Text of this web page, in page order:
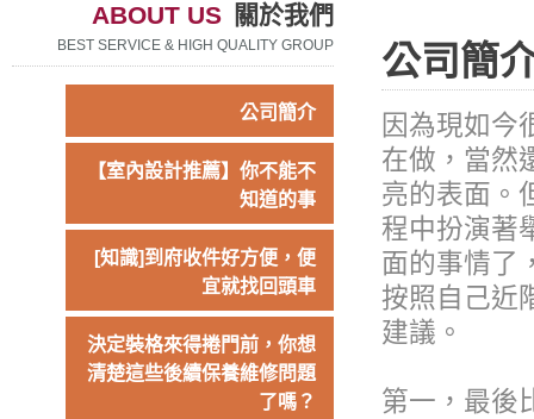
ABOUT US 關於我們
BEST SERVICE & HIGH QUALITY GROUP
公司簡介
【室內設計推薦】你不能不
知道的事
[知識]到府收件好方便，便
宜就找回頭車
決定裝格來得捲門前，你想
清楚這些後續保養維修問題
了嗎？
公司簡
因為現如今
在做，當然
亮的表面。
程中扮演著
面的事情了
按照自己近
建議。
第一，最後